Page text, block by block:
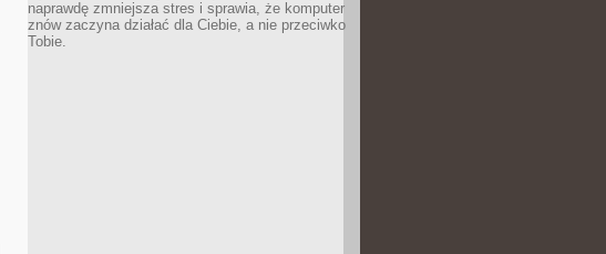
naprawdę zmniejsza stres i sprawia, że komputer
znów zaczyna działać dla Ciebie, a nie przeciwko
Tobie.